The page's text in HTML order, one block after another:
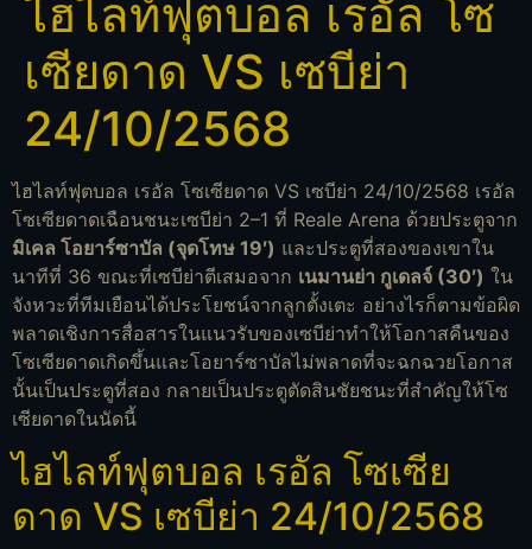
ไฮไลท์ฟุตบอล เรอัล โซ
เซียดาด VS เซบีย่า
24/10/2568
ไฮไลท์ฟุตบอล เรอัล โซเซียดาด VS เซบีย่า 24/10/2568 เรอัล
โซเซียดาดเฉือนชนะเซบีย่า 2–1 ที่ Reale Arena ด้วยประตูจาก
มิเคล โอยาร์ซาบัล (จุดโทษ 19′) และประตูที่สองของเขาใน
นาทีที่ 36 ขณะที่เซบีย่าตีเสมอจาก เนมานย่า กูเดลจ์ (30′) ใน
จังหวะที่ทีมเยือนได้ประโยชน์จากลูกตั้งเตะ อย่างไรก็ตามข้อผิด
พลาดเชิงการสื่อสารในแนวรับของเซบีย่าทำให้โอกาสคืนของ
โซเซียดาดเกิดขึ้นและโอยาร์ซาบัลไม่พลาดที่จะฉกฉวยโอกาส
นั้นเป็นประตูที่สอง กลายเป็นประตูตัดสินชัยชนะที่สำคัญให้โซ
เซียดาดในนัดนี้
ไฮไลท์ฟุตบอล เรอัล โซเซีย
ดาด VS เซบีย่า 24/10/2568